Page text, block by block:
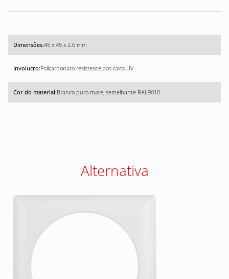
45 x 45 x 2.6 mm
Policarbonato resistente aos raios UV
Branco puro mate, semelhante RAL9010
Alternativa